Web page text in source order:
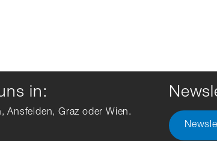
in:
Ansfelden, Graz oder Wien.